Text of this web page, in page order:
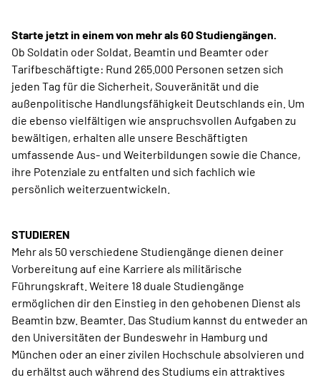
Starte jetzt in einem von mehr als 60 Studiengängen.
Ob Soldatin oder Soldat, Beamtin und Beamter oder
Tarifbeschäftigte: Rund 265.000 Personen setzen sich
jeden Tag für die Sicherheit, Souveränität und die
außenpolitische Handlungsfähigkeit Deutschlands ein. Um
die ebenso vielfältigen wie anspruchsvollen Aufgaben zu
bewältigen, erhalten alle unsere Beschäftigten
umfassende Aus- und Weiterbildungen sowie die Chance,
ihre Potenziale zu entfalten und sich fachlich wie
persönlich weiterzuentwickeln.
STUDIEREN
Mehr als 50 verschiedene Studiengänge dienen deiner
Vorbereitung auf eine Karriere als militärische
Führungskraft. Weitere 18 duale Studiengänge
ermöglichen dir den Einstieg in den gehobenen Dienst als
Beamtin bzw. Beamter. Das Studium kannst du entweder an
den Universitäten der Bundeswehr in Hamburg und
München oder an einer zivilen Hochschule absolvieren und
du erhältst auch während des Studiums ein attraktives